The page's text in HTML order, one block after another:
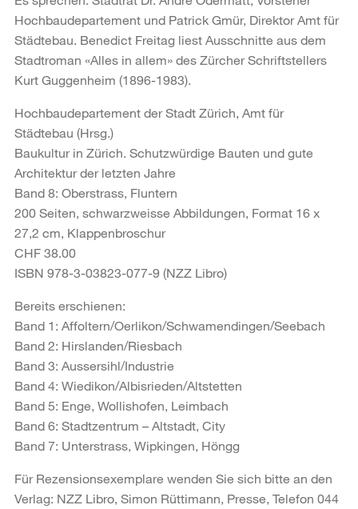
Hochbaudepartement und Patrick Gmür, Direktor Amt für
Städtebau. Benedict Freitag liest Ausschnitte aus dem
Stadtroman «Alles in allem» des Zürcher Schriftstellers
Kurt Guggenheim (1896-1983).
Hochbaudepartement der Stadt Zürich, Amt für
Städtebau (Hrsg.)
Baukultur in Zürich. Schutzwürdige Bauten und gute
Architektur der letzten Jahre
Band 8: Oberstrass, Fluntern
200 Seiten, schwarzweisse Abbildungen, Format 16 x
27,2 cm, Klappenbroschur
CHF 38.00
ISBN 978-3-03823-077-9 (NZZ Libro)
Bereits erschienen:
Band 1: Affoltern/Oerlikon/Schwamendingen/Seebach
Band 2: Hirslanden/Riesbach
Band 3: Aussersihl/Industrie
Band 4: Wiedikon/Albisrieden/Altstetten
Band 5: Enge, Wollishofen, Leimbach
Band 6: Stadtzentrum – Altstadt, City
Band 7: Unterstrass, Wipkingen, Höngg
Für Rezensionsexemplare wenden Sie sich bitte an den
Verlag: NZZ Libro, Simon Rüttimann, Presse, Telefon 044